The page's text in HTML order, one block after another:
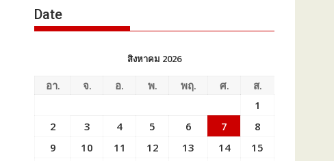
Date
สิงหาคม 2026
อา. จ. อ. พ. พฤ. ศ.
ส.
1
2
3 4 5 6 7
8
9
10 11 12 13 14
15